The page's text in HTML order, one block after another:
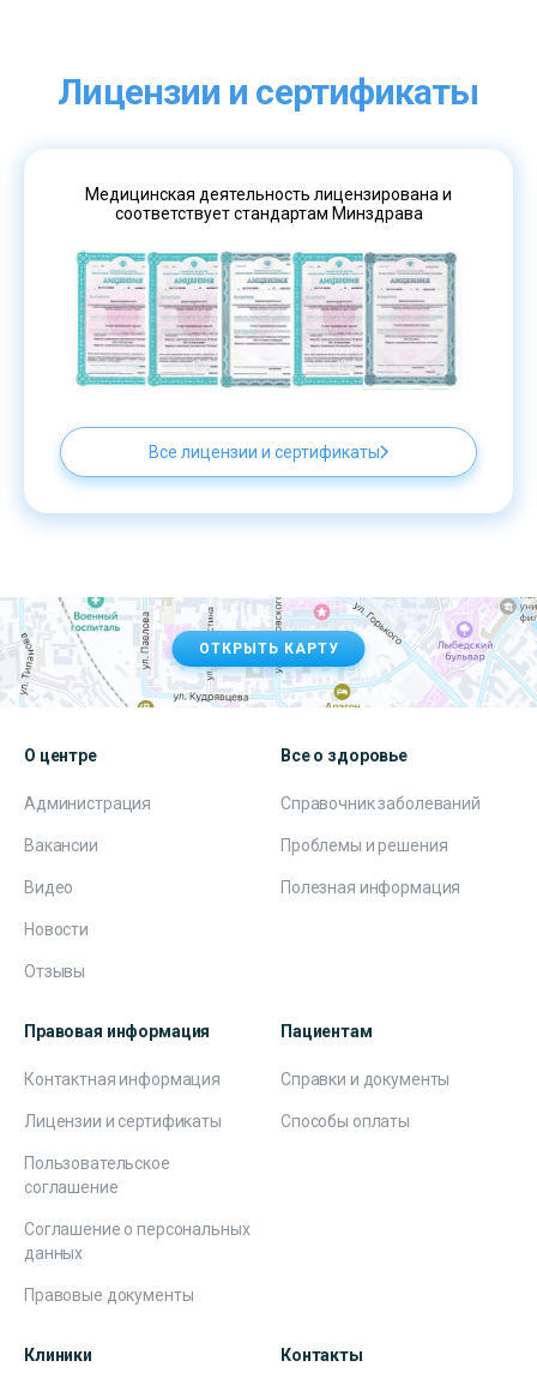
Лицензии и сертификаты
Медицинская деятельность лицензирована и
соответствует стандартам Минздрава
Все лицензии и сертификаты
ОТКРЫТЬ КАРТУ
О центре
Администрация
Вакансии
Видео
Новости
Отзывы
Все о здоровье
Справочник заболеваний
Проблемы и решения
Полезная информация
Правовая информация
Контактная информация
Лицензии и сертификаты
Пользовательское
соглашение
Соглашение о персональных
данных
Правовые документы
Пациентам
Справки и документы
Способы оплаты
Клиники Контакты